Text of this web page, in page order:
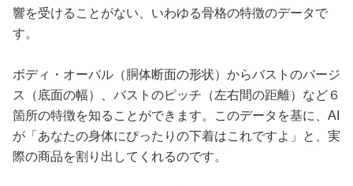
響を受けることがない、いわゆる骨格の特徴のデータで
す。
ボディ・オーバル（胴体断面の形状）からバストのバージ
ス（底面の幅）、バストのピッチ（左右間の距離）など６
箇所の特徴を知ることができます。このデータを基に、AI
が「あなたの身体にぴったりの下着はこれですよ」と、実
際の商品を割り出してくれるのです。